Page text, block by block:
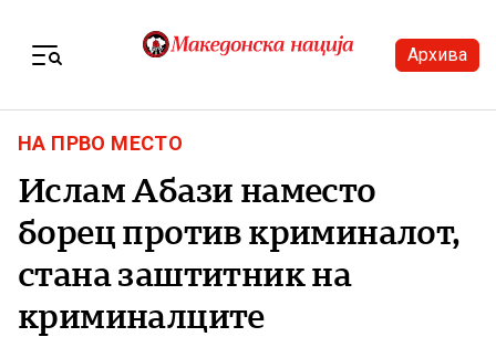
Архива
НА ПРВО МЕСТО
Ислам Абази наместо
борец против криминалот,
стана заштитник на
криминалците